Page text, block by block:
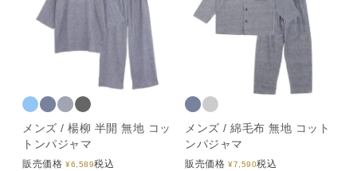
メンズ / 楊柳 半開 無地 コッ
トンパジャマ
販売価格 ¥6,589税込
メンズ / 綿毛布 無地 コット
ンパジャマ
販売価格 ¥7,590税込